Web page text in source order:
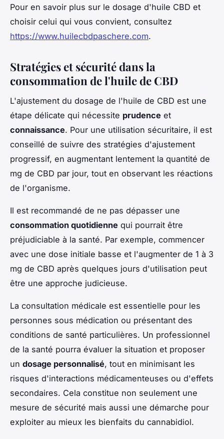
Pour en savoir plus sur le dosage d'huile CBD et
choisir celui qui vous convient, consultez
https://www.huilecbdpaschere.com.
Stratégies et sécurité dans la
consommation de l'huile de CBD
L'ajustement du dosage de l'huile de CBD est une
étape délicate qui nécessite prudence et
connaissance. Pour une utilisation sécuritaire, il est
conseillé de suivre des stratégies d'ajustement
progressif, en augmentant lentement la quantité de
mg de CBD par jour, tout en observant les réactions
de l'organisme.
Il est recommandé de ne pas dépasser une
consommation quotidienne qui pourrait être
préjudiciable à la santé. Par exemple, commencer
avec une dose initiale basse et l'augmenter de 1 à 3
mg de CBD après quelques jours d'utilisation peut
être une approche judicieuse.
La consultation médicale est essentielle pour les
personnes sous médication ou présentant des
conditions de santé particulières. Un professionnel
de la santé pourra évaluer la situation et proposer
un dosage personnalisé, tout en minimisant les
risques d'interactions médicamenteuses ou d'effets
secondaires. Cela constitue non seulement une
mesure de sécurité mais aussi une démarche pour
exploiter au mieux les bienfaits du cannabidiol.